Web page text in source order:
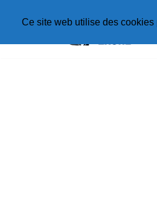
Ce site web utilise des